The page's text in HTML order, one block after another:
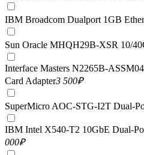
IBM Broadcom Dualport 1GB
Sun Oracle MHQH29B-XSR 10/
Interface Masters N2265B-
Card Adapter3 500₽
SuperMicro AOC-STG-I2T Dual-
IBM Intel X540-T2 10GbE Dual-
000₽